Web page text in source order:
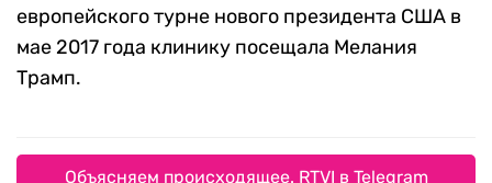
европейского турне нового президента США в
мае 2017 года клинику посещала Мелания
Трамп.
Объясняем происходящее. RTVI в Telegram